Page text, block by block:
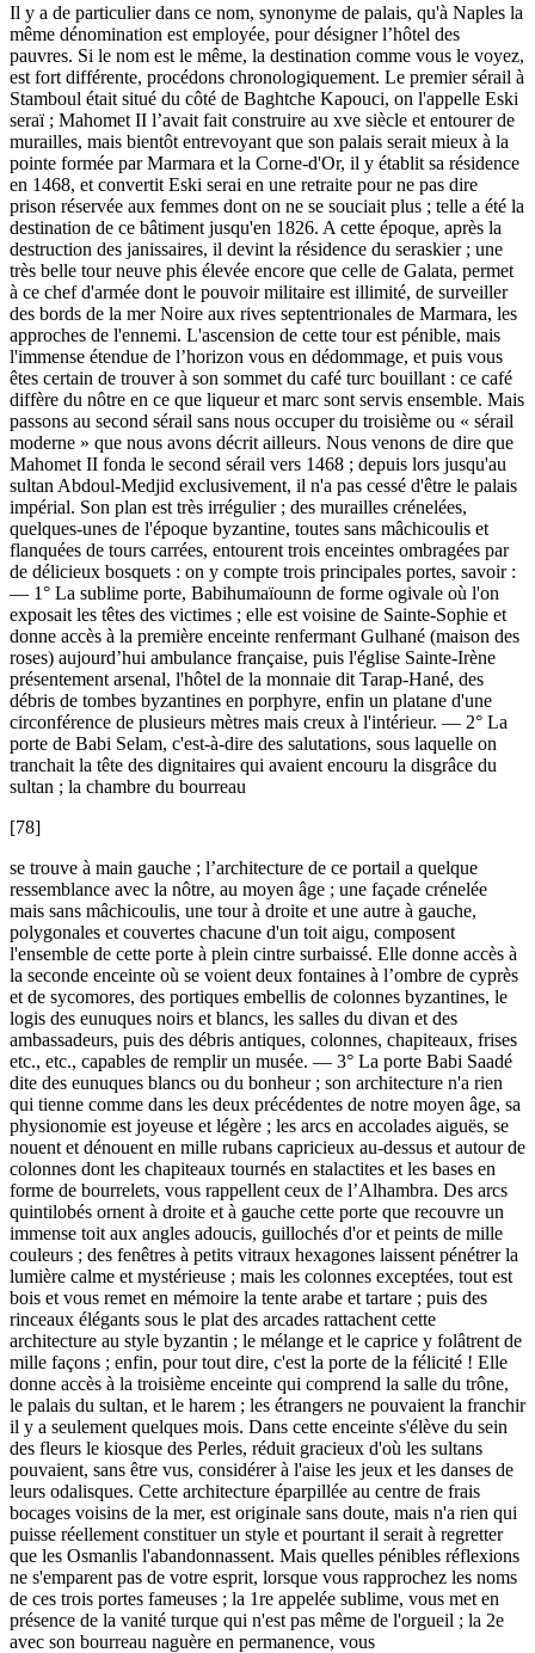
Il y a de particulier dans ce nom, synonyme de palais, qu'à Naples la
même dénomination est employée, pour désigner l’hôtel des
pauvres. Si le nom est le même, la destination comme vous le voyez,
est fort différente, procédons chronologiquement. Le premier sérail à
Stamboul était situé du côté de Baghtche Kapouci, on l'appelle Eski
seraï ; Mahomet II l’avait fait construire au xve siècle et entourer de
murailles, mais bientôt entrevoyant que son palais serait mieux à la
pointe formée par Marmara et la Corne-d'Or, il y établit sa résidence
en 1468, et convertit Eski serai en une retraite pour ne pas dire
prison réservée aux femmes dont on ne se souciait plus ; telle a été la
destination de ce bâtiment jusqu'en 1826. A cette époque, après la
destruction des janissaires, il devint la résidence du seraskier ; une
très belle tour neuve phis élevée encore que celle de Galata, permet
à ce chef d'armée dont le pouvoir militaire est illimité, de surveiller
des bords de la mer Noire aux rives septentrionales de Marmara, les
approches de l'ennemi. L'ascension de cette tour est pénible, mais
l'immense étendue de l’horizon vous en dédommage, et puis vous
êtes certain de trouver à son sommet du café turc bouillant : ce café
diffère du nôtre en ce que liqueur et marc sont servis ensemble. Mais
passons au second sérail sans nous occuper du troisième ou « sérail
moderne » que nous avons décrit ailleurs. Nous venons de dire que
Mahomet II fonda le second sérail vers 1468 ; depuis lors jusqu'au
sultan Abdoul-Medjid exclusivement, il n'a pas cessé d'être le palais
impérial. Son plan est très irrégulier ; des murailles crénelées,
quelques-unes de l'époque byzantine, toutes sans mâchicoulis et
flanquées de tours carrées, entourent trois enceintes ombragées par
de délicieux bosquets : on y compte trois principales portes, savoir :
— 1° La sublime porte, Babihumaïounn de forme ogivale où l'on
exposait les têtes des victimes ; elle est voisine de Sainte-Sophie et
donne accès à la première enceinte renfermant Gulhané (maison des
roses) aujourd’hui ambulance française, puis l'église Sainte-Irène
présentement arsenal, l'hôtel de la monnaie dit Tarap-Hané, des
débris de tombes byzantines en porphyre, enfin un platane d'une
circonférence de plusieurs mètres mais creux à l'intérieur. — 2° La
porte de Babi Selam, c'est-à-dire des salutations, sous laquelle on
tranchait la tête des dignitaires qui avaient encouru la disgrâce du
sultan ; la chambre du bourreau
[78]
se trouve à main gauche ; l’architecture de ce portail a quelque
ressemblance avec la nôtre, au moyen âge ; une façade crénelée
mais sans mâchicoulis, une tour à droite et une autre à gauche,
polygonales et couvertes chacune d'un toit aigu, composent
l'ensemble de cette porte à plein cintre surbaissé. Elle donne accès à
la seconde enceinte où se voient deux fontaines à l’ombre de cyprès
et de sycomores, des portiques embellis de colonnes byzantines, le
logis des eunuques noirs et blancs, les salles du divan et des
ambassadeurs, puis des débris antiques, colonnes, chapiteaux, frises
etc., etc., capables de remplir un musée. — 3° La porte Babi Saadé
dite des eunuques blancs ou du bonheur ; son architecture n'a rien
qui tienne comme dans les deux précédentes de notre moyen âge, sa
physionomie est joyeuse et légère ; les arcs en accolades aiguës, se
nouent et dénouent en mille rubans capricieux au-dessus et autour de
colonnes dont les chapiteaux tournés en stalactites et les bases en
forme de bourrelets, vous rappellent ceux de l’Alhambra. Des arcs
quintilobés ornent à droite et à gauche cette porte que recouvre un
immense toit aux angles adoucis, guillochés d'or et peints de mille
couleurs ; des fenêtres à petits vitraux hexagones laissent pénétrer la
lumière calme et mystérieuse ; mais les colonnes exceptées, tout est
bois et vous remet en mémoire la tente arabe et tartare ; puis des
rinceaux élégants sous le plat des arcades rattachent cette
architecture au style byzantin ; le mélange et le caprice y folâtrent de
mille façons ; enfin, pour tout dire, c'est la porte de la félicité ! Elle
donne accès à la troisième enceinte qui comprend la salle du trône,
le palais du sultan, et le harem ; les étrangers ne pouvaient la franchir
il y a seulement quelques mois. Dans cette enceinte s'élève du sein
des fleurs le kiosque des Perles, réduit gracieux d'où les sultans
pouvaient, sans être vus, considérer à l'aise les jeux et les danses de
leurs odalisques. Cette architecture éparpillée au centre de frais
bocages voisins de la mer, est originale sans doute, mais n'a rien qui
puisse réellement constituer un style et pourtant il serait à regretter
que les Osmanlis l'abandonnassent. Mais quelles pénibles réflexions
ne s'emparent pas de votre esprit, lorsque vous rapprochez les noms
de ces trois portes fameuses ; la 1re appelée sublime, vous met en
présence de la vanité turque qui n'est pas même de l'orgueil ; la 2e
avec son bourreau naguère en permanence, vous